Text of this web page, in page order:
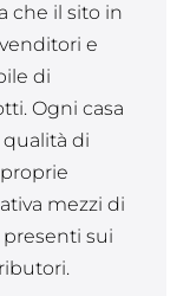
che il sito in
e
di
Ogni casa
di
mezzi di
sui